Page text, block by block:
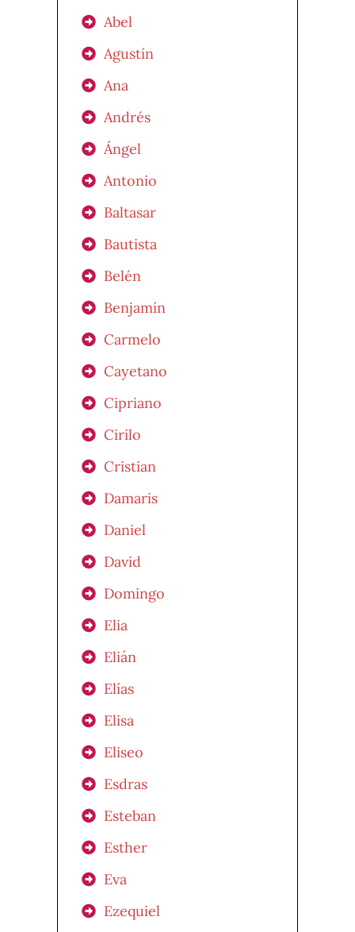
Abel
Agustín
Ana
Andrés
Ángel
Antonio
Baltasar
Bautista
Belén
Benjamín
Carmelo
Cayetano
Cipriano
Cirilo
Cristian
Damaris
Daniel
David
Domingo
Elia
Elián
Elías
Elisa
Eliseo
Esdras
Esteban
Esther
Eva
Ezequiel